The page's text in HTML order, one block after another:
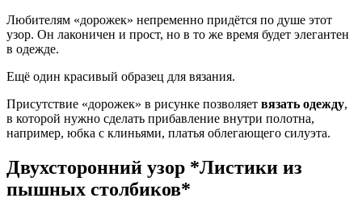
Любителям «дорожек» непременно придётся по душе этот
узор. Он лаконичен и прост, но в то же время будет элегантен
в одежде.
Ещё один красивый образец для вязания.
Присутствие «дорожек» в рисунке позволяет вязать одежду,
в которой нужно сделать прибавление внутри полотна,
например, юбка с клиньями, платья облегающего силуэта.
Двухсторонний узор *Листики из
пышных столбиков*